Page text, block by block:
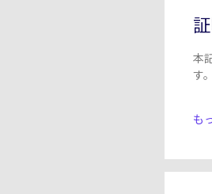
本
す。
も